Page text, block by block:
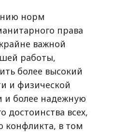
норм
права
важной
работы,
более высокий
и физической
и более надежную
достоинства всех,
конфликта, в том